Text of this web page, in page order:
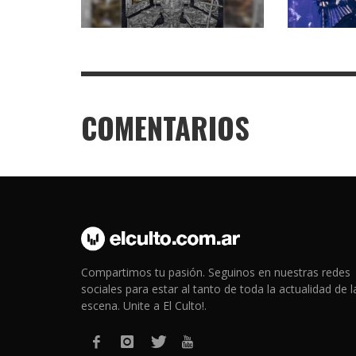
COMENTARIOS
Compartimos tu pasión. Seguinos en nuestras redes
sociales para estar al tanto de toda la actualidad de
escena. Unite a El Culto!.